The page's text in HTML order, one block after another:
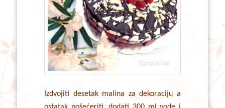
Izdvojiti desetak malina za dekoraciju a